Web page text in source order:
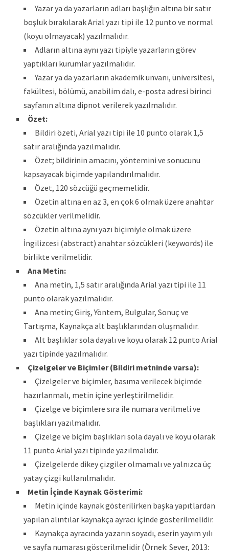
Yazar ya da yazarların adları başlığın altına bir satır
boşluk bırakılarak Arial yazı tipi ile 12 punto ve normal
(koyu olmayacak) yazılmalıdır.
Adların altına aynı yazı tipiyle yazarların görev
yaptıkları kurumlar yazılmalıdır.
Yazar ya da yazarların akademik unvanı, üniversitesi,
fakültesi, bölümü, anabilim dalı, e-posta adresi birinci
sayfanın altına dipnot verilerek yazılmalıdır.
Özet:
Bildiri özeti, Arial yazı tipi ile 10 punto olarak 1,5
satır aralığında yazılmalıdır.
Özet; bildirinin amacını, yöntemini ve sonucunu
kapsayacak biçimde yapılandırılmalıdır.
Özet, 120 sözcüğü geçmemelidir.
Özetin altına en az 3, en çok 6 olmak üzere anahtar
sözcükler verilmelidir.
Özetin altına aynı yazı biçimiyle olmak üzere
İngilizcesi (abstract) anahtar sözcükleri (keywords) ile
birlikte verilmelidir.
Ana Metin:
Ana metin, 1,5 satır aralığında Arial yazı tipi ile 11
punto olarak yazılmalıdır.
Ana metin; Giriş, Yöntem, Bulgular, Sonuç ve
Tartışma, Kaynakça alt başlıklarından oluşmalıdır.
Alt başlıklar sola dayalı ve koyu olarak 12 punto Arial
yazı tipinde yazılmalıdır.
Çizelgeler ve Biçimler (Bildiri metninde varsa):
Çizelgeler ve biçimler, basıma verilecek biçimde
hazırlanmalı, metin içine yerleştirilmelidir.
Çizelge ve biçimlere sıra ile numara verilmeli ve
başlıkları yazılmalıdır.
Çizelge ve biçim başlıkları sola dayalı ve koyu olarak
11 punto Arial yazı tipinde yazılmalıdır.
Çizelgelerde dikey çizgiler olmamalı ve yalnızca üç
yatay çizgi kullanılmalıdır.
Metin İçinde Kaynak Gösterimi:
Metin içinde kaynak gösterilirken başka yapıtlardan
yapılan alıntılar kaynakça ayracı içinde gösterilmelidir.
Kaynakça ayracında yazarın soyadı, eserin yayım yılı
ve sayfa numarası gösterilmelidir (Örnek: Sever, 2013: